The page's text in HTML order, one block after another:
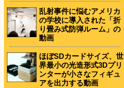
乱射事件に悩むアメリカ
の学校に導入された「折
り畳み式防弾ルーム」の
動画
ほぼSDカードサイズ、世
界最小の光造形式3Dプリ
ンターが小さなフィギュ
アを出力する動画